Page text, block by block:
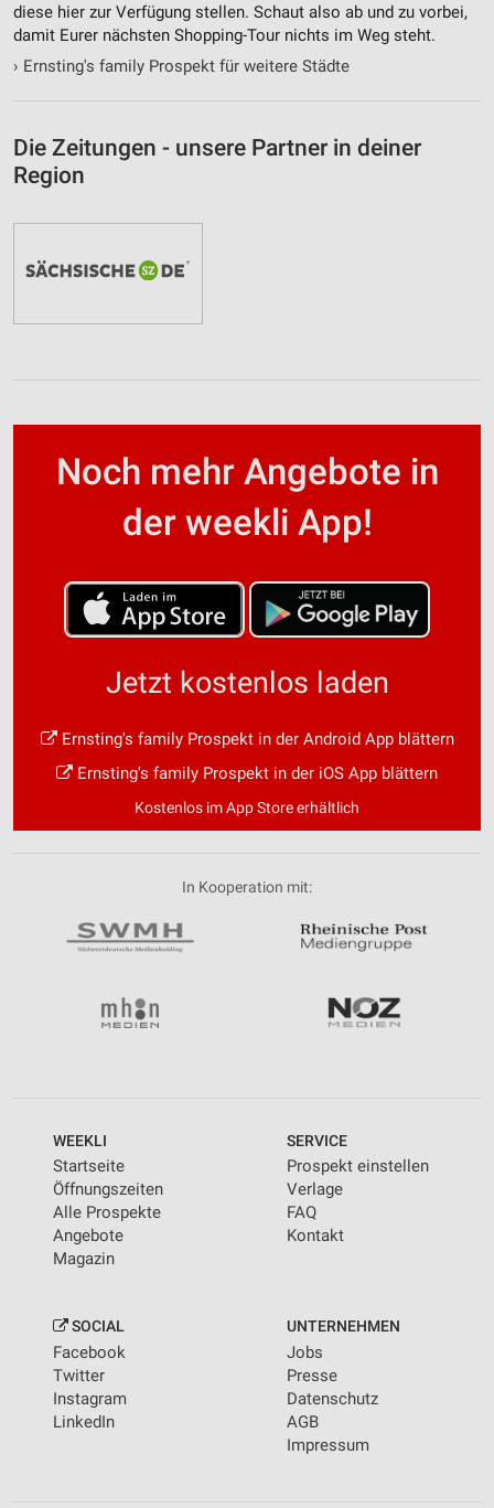
diese hier zur Verfügung stellen. Schaut also ab und zu vorbei,
damit Eurer nächsten Shopping-Tour nichts im Weg steht.
› Ernsting's family Prospekt für weitere Städte
Die Zeitungen - unsere Partner in deiner
Region
Noch mehr Angebote in
der weekli App!
Jetzt kostenlos laden
Ernsting's family Prospekt in der Android App blättern
Ernsting's family Prospekt in der iOS App blättern
Kostenlos im App Store erhältlich
In Kooperation mit:
WEEKLI
Startseite
Öffnungszeiten
Alle Prospekte
Angebote
Magazin
SERVICE
Prospekt einstellen
Verlage
FAQ
Kontakt
SOCIAL
Facebook
Twitter
Instagram
LinkedIn
UNTERNEHMEN
Jobs
Presse
Datenschutz
AGB
Impressum